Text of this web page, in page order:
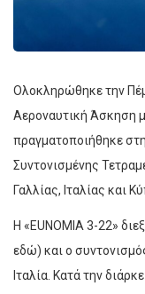
Ολοκληρώθηκε την
Αεροναυτική Άσκηση
πραγματοποιήθηκε
Συντονισμένης
Γαλλίας, Ιταλίας και
Η «EUNOMIA 3-22»
εδώ) και ο
Ιταλία. Κατά την